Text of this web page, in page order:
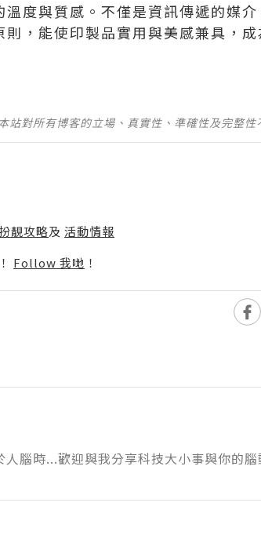
度與質感。不僅是資訊傳遞的媒
，能使印製品實用與美感兼具，
對所有博客的立場、真實性、準確性及完整性
靚攻略及 活動情報
Follow 我哋 ！
腦時...歡迎與我分享科技大小事與你的腦